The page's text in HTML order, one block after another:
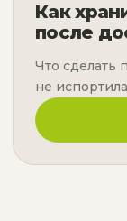
Как
после
Что сделать
не